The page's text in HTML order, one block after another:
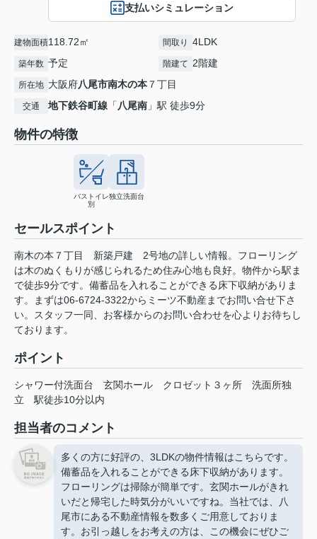
支払いシミュレーション
建物面積118.72㎡ 間取り 4LDK
築年数 予定 階建て 2階建
所在地 大阪府八尾市南木の本 ７丁目
交通 地下鉄谷町線 「八尾南 」駅 徒歩9分
物件の特徴
バストイレ
別
独立洗面台
セールスポイント
南木の本７丁目 新築戸建 2号地の詳しい情報。フローリング
は木のぬくもりが感じられるため住み心地も良好。物件から駅ま
で徒歩9分です。備蓄品を入れることができる床下収納がありま
す。まずは06-6724-3322からミーツ不動産までお問い合せ下さ
い。スタッフ一同、お客様からのお問い合わせを心よりお待ちし
ております。
ポイント
シャワー付洗面台 玄関ホール クロゼット３ヶ所
洗面所独
立
駅徒歩10分以内
担当者のコメント
多くの方に好評の、3LDKの物件情報はこちらです。
備蓄品を入れることができる床下収納があります。
フローリングは掃除が簡単です。玄関ホールがきれ
いだと帰宅した時気分がいいですね。当社では、八
尾市にある不動産情報を数多くご用意しておりま
す。お引っ越しをお考えの方は、この機会にぜひご